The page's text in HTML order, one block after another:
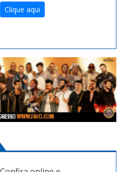
Clique aqui